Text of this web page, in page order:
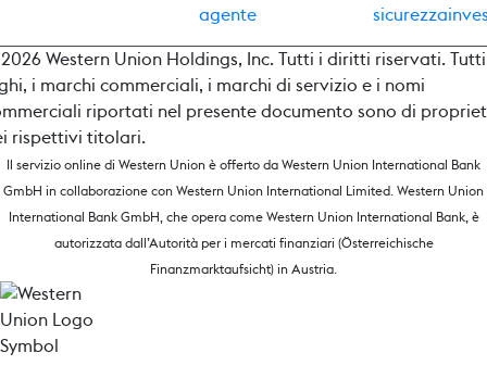
agente sicurezza
Western Union Holdings, Inc. Tutti i diritti riservati.
i marchi commerciali, i marchi di servizio e i nomi
riportati nel presente documento sono di
rispettivi titolari.
Il servizio online di Western Union è offerto da Western Union International Bank
GmbH in collaborazione con Western Union International Limited. Western Union
International Bank GmbH, che opera come Western Union International Bank, è
autorizzata dall’Autorità per i mercati finanziari (Österreichische
Finanzmarktaufsicht) in Austria.